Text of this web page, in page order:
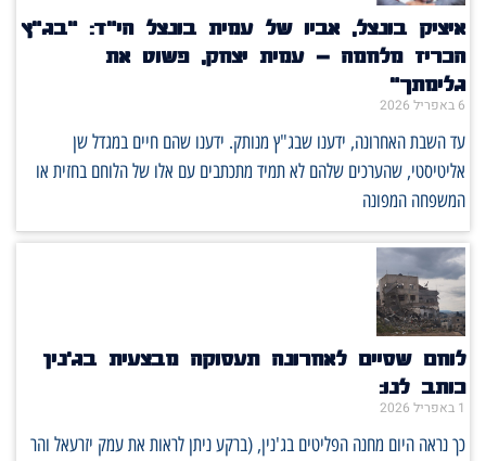
איציק בונצל, אביו של עמית בונצל הי"ד: "בג"ץ
הכריז מלחמה – עמית יצחק, פשוט את
גלימתך"
6 באפריל 2026
עד השבת האחרונה, ידענו שבג"ץ מנותק. ידענו שהם חיים במגדל שן
אליטיסטי, שהערכים שלהם לא תמיד מתכתבים עם אלו של הלוחם בחזית או
המשפחה המפונה
לוחם שסיים לאחרונה תעסוקה מבצעית בג'נין
כותב לנו:
1 באפריל 2026
כך נראה היום מחנה הפליטים בג'נין, (ברקע ניתן לראות את עמק יזרעאל והר